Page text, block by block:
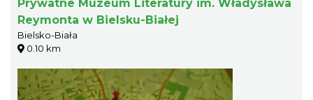
Prywatne Muzeum Literatury im. Władysława
Reymonta w Bielsku-Białej
Bielsko-Biała
0.10 km